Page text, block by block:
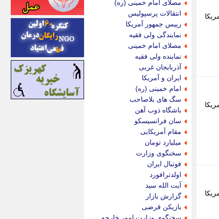
مصلای امام خمینی (ره)
انتقالات پرسپولیس
رییس جمهور آمریکا
نمایندگی ولی فقیه
مصلای امام خمینی
نماینده ولی فقیه
آذربایجان غربی
ایران و آمریکا
امام خمینی (ره)
سگ های بلاصاحب
باشگاه ذوب آهن
سان فرانسیسکو
مقام آمریکایی
میلیارد تومان
سخنگوی وزارت
فوتبال ایران
اولدترافورد
آیت الله سید
گزارش بازار
بازیکن قرضی
اینتیتر
ایونا نیوز
بازتاب آنلاین
باشگاه خبرنگاران
باغستان نیوز
بامبوک
ببین و بخون
بدینسان
بنکر